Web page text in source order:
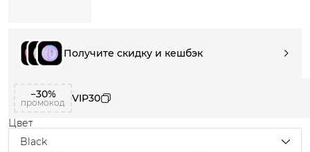
Получите скидку и кешбэк
−30%
промокод
VIP30
Цвет
Black